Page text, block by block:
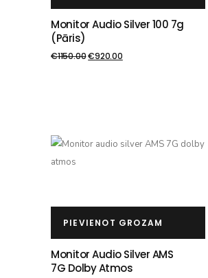
Monitor Audio Silver 100 7g
(pāris)
€1150.00€920.00
PIEVIENOT GROZAM
Monitor Audio Silver AMS
7G Dolby Atmos